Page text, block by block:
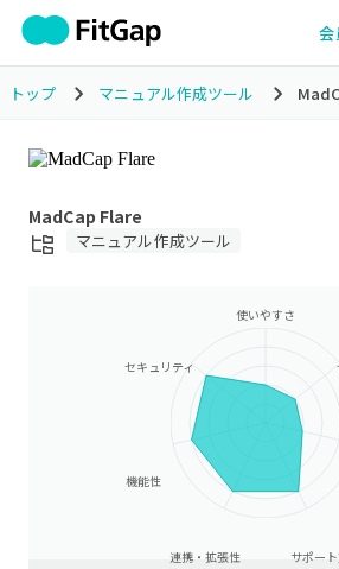
会
トップ マニュアル作成ツール
MadCap Flare
マニュアル作成ツール
使いやすさ
サポー
連携・拡張性
機能性
セキュリティ